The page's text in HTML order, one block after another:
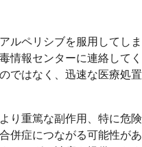
ルペリシブを服用してしま
情報センターに連絡してく
ではなく、迅速な医療処置
り重篤な副作用、特に危険
併症につながる可能性があ